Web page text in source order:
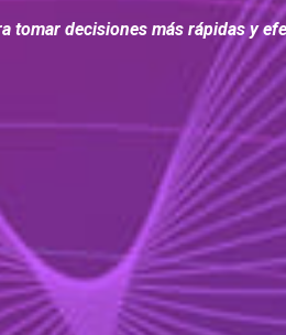
tomar decisiones más rápidas y